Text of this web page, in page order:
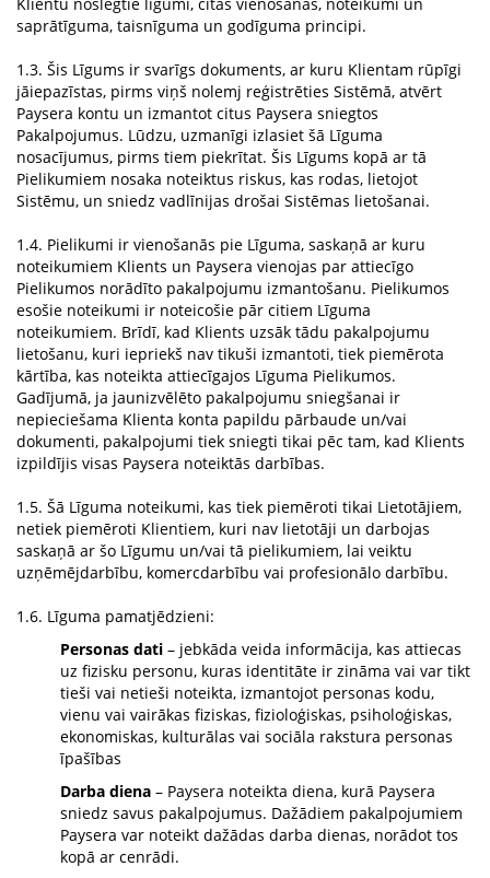
saprātīguma, taisnīguma un godīguma principi.
1.3. Šis Līgums ir svarīgs dokuments, ar kuru Klientam rūpīgi
jāiepazīstas, pirms viņš nolemj reģistrēties Sistēmā, atvērt
Paysera kontu un izmantot citus Paysera sniegtos
Pakalpojumus. Lūdzu, uzmanīgi izlasiet šā Līguma
nosacījumus, pirms tiem piekrītat. Šis Līgums kopā ar tā
Pielikumiem nosaka noteiktus riskus, kas rodas, lietojot
Sistēmu, un sniedz vadlīnijas drošai Sistēmas lietošanai.
1.4. Pielikumi ir vienošanās pie Līguma, saskaņā ar kuru
noteikumiem Klients un Paysera vienojas par attiecīgo
Pielikumos norādīto pakalpojumu izmantošanu. Pielikumos
esošie noteikumi ir noteicošie pār citiem Līguma
noteikumiem. Brīdī, kad Klients uzsāk tādu pakalpojumu
lietošanu, kuri iepriekš nav tikuši izmantoti, tiek piemērota
kārtība, kas noteikta attiecīgajos Līguma Pielikumos.
Gadījumā, ja jaunizvēlēto pakalpojumu sniegšanai ir
nepieciešama Klienta konta papildu pārbaude un/vai
dokumenti, pakalpojumi tiek sniegti tikai pēc tam, kad Klients
izpildījis visas Paysera noteiktās darbības.
1.5. Šā Līguma noteikumi, kas tiek piemēroti tikai Lietotājiem,
netiek piemēroti Klientiem, kuri nav lietotāji un darbojas
saskaņā ar šo Līgumu un/vai tā pielikumiem, lai veiktu
uzņēmējdarbību, komercdarbību vai profesionālo darbību.
1.6. Līguma pamatjēdzieni:
Personas dati – jebkāda veida informācija, kas attiecas
uz fizisku personu, kuras identitāte ir zināma vai var tikt
tieši vai netieši noteikta, izmantojot personas kodu,
vienu vai vairākas fiziskas, fizioloģiskas, psiholoģiskas,
ekonomiskas, kulturālas vai sociāla rakstura personas
īpašības
Darba diena – Paysera noteikta diena, kurā Paysera
sniedz savus pakalpojumus. Dažādiem pakalpojumiem
Paysera var noteikt dažādas darba dienas, norādot tos
kopā ar cenrādi.